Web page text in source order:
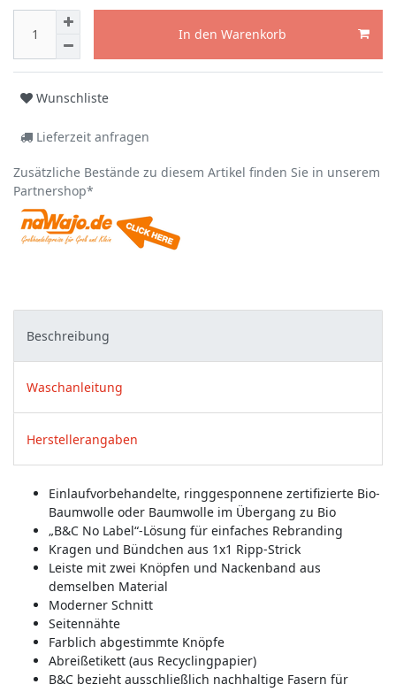
In den Warenkorb
Wunschliste
Lieferzeit anfragen
Zusätzliche Bestände zu diesem Artikel finden Sie in unserem
Partnershop*
Beschreibung
Waschanleitung
Herstellerangaben
Einlaufvorbehandelte, ringgesponnene zertifizierte Bio-
Baumwolle oder Baumwolle im Übergang zu Bio
„B&C No Label“-Lösung für einfaches Rebranding
Kragen und Bündchen aus 1x1 Ripp-Strick
Leiste mit zwei Knöpfen und Nackenband aus
demselben Material
Moderner Schnitt
Seitennähte
Farblich abgestimmte Knöpfe
Abreißetikett (aus Recyclingpapier)
B&C bezieht ausschließlich nachhaltige Fasern für